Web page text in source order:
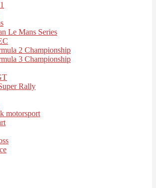
Le Mans Series
2 Championship
3 Championship
Rally
motorsport